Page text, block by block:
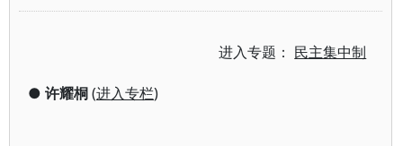
进入专题： 民主集中制
● 许耀桐(进入专栏)